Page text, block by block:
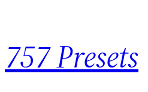
o
conteúdo
757 Presets